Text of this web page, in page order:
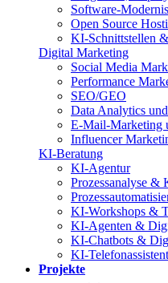
Software-
Open Source
KI-Schnittstellen
Digital Marketing
Social Media
Performance
SEO/GEO
Data Analytics
E-Mail-Marketing
Influencer
KI-Beratung
KI-Agentur
Prozessanalyse &
KI-Workshops &
KI-Agenten &
KI-Chatbots &
KI-
Projekte